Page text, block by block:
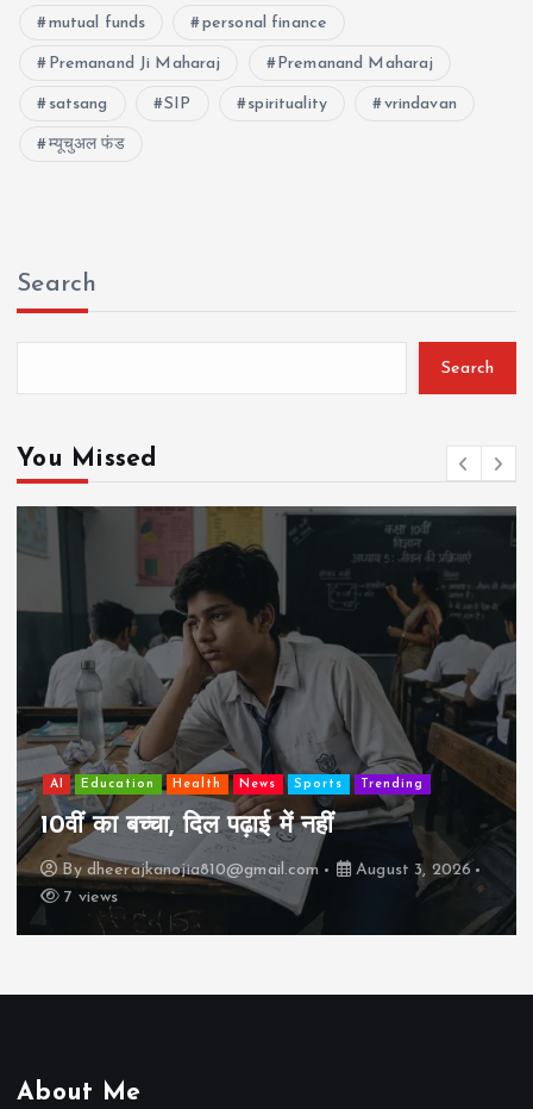
mutual funds personal finance
Premanand Ji Maharaj Premanand Maharaj
satsang SIP spirituality vrindavan
म्यूचुअल फंड
Search
Search
You Missed
AI Education Lifestyle Mutual fund society Travel
झुग्गी में रहने वाला 10,000 कमाने वाले का बच्चा
कैसे “बड़ा आदमी” बन सकता है?
By dheerajkanojia810@gmail.com
August 2, 2026
17 views
About Me